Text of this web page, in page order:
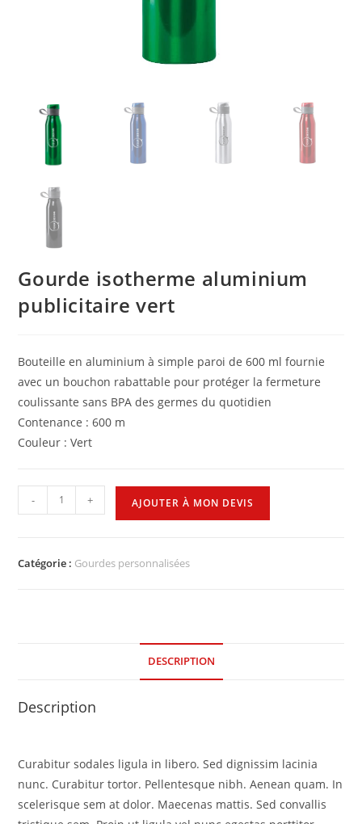
Gourde isotherme aluminium
publicitaire vert
Bouteille en aluminium à simple paroi de 600 ml fournie
avec un bouchon rabattable pour protéger la fermeture
coulissante sans BPA des germes du quotidien
Contenance : 600 m
Couleur : Vert
- + AJOUTER À MON DEVIS
Catégorie : Gourdes personnalisées
DESCRIPTION
Description
Curabitur sodales ligula in libero. Sed dignissim lacinia
nunc. Curabitur tortor. Pellentesque nibh. Aenean quam. In
scelerisque sem at dolor. Maecenas mattis. Sed convallis